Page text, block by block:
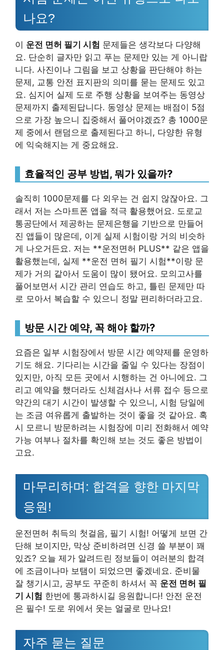
나요?
이 운전 면허 필기 시험 문제들은 생각보다 다양해
요. 단순히 글자만 읽고 푸는 문제만 있는 게 아니랍
니다. 사진이나 그림을 보고 상황을 판단해야 하는
문제, 교통 안전 표지판의 의미를 묻는 문제도 있고
요. 심지어 실제 도로 주행 상황을 보여주는 동영상
문제까지 출제된답니다. 동영상 문제는 배점이 5점
으로 가장 높으니 집중해서 풀어야겠죠? 총 1000문
제 중에서 랜덤으로 출제된다고 하니, 다양한 유형
에 익숙해지는 게 중요해요.
효율적인 공부 방법, 뭐가 있을까?
솔직히 1000문제를 다 외우는 건 쉽지 않잖아요. 그
래서 저는 스마트폰 앱을 적극 활용했어요. 도로교
통공단에서 제공하는 문제은행을 기반으로 만들어
진 앱들이 많은데, 이게 실제 시험이랑 거의 비슷하
게 나오거든요. 저는 **운전면허 PLUS** 같은 앱을
활용했는데, 실제 **운전 면허 필기 시험**이랑 문
제가 거의 같아서 도움이 많이 됐어요. 모의고사를
풀어보면서 시간 관리 연습도 하고, 틀린 문제만 따
로 모아서 복습할 수 있으니 정말 편리하더라고요.
방문 시간 예약, 꼭 해야 할까?
요즘은 일부 시험장에서 방문 시간 예약제를 운영하
기도 해요. 기다리는 시간을 줄일 수 있다는 장점이
있지만, 아직 모든 곳에서 시행하는 건 아니에요. 그
리고 예약을 했더라도 신체검사나 서류 접수 등으로
약간의 대기 시간이 발생할 수 있으니, 시험 당일에
는 조금 여유롭게 출발하는 것이 좋을 것 같아요. 혹
시 모르니 방문하려는 시험장에 미리 전화해서 예약
가능 여부나 절차를 확인해 보는 것도 좋은 방법이
고요.
마무리하며: 합격을 향한 마지막
응원!
운전면허 취득의 첫걸음, 필기 시험! 어떻게 보면 간
단해 보이지만, 막상 준비하려면 신경 쓸 부분이 꽤
있죠? 오늘 제가 알려드린 정보들이 여러분의 합격
에 조금이나마 보탬이 되었으면 좋겠네요. 준비물
잘 챙기시고, 공부도 꾸준히 하셔서 꼭 운전 면허 필
기 시험 한번에 통과하시길 응원합니다! 안전 운전
은 필수! 도로 위에서 웃는 얼굴로 만나요!
자주 묻는 질문